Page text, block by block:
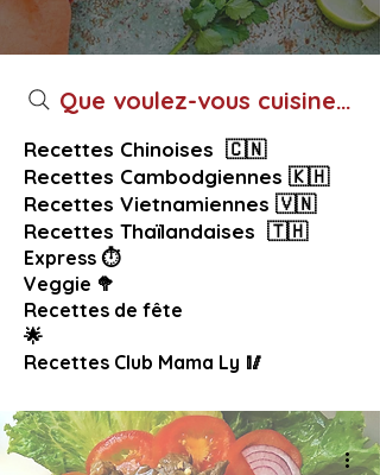
Que voulez-vous cuisiner
Recettes Chinoises 🇨🇳
Recettes Cambodgiennes 🇰🇭
Recettes Vietnamiennes 🇻🇳
Recettes Thaïlandaises 🇹🇭
Express ⏱️
Veggie 🥦
Recettes de fête
🌟
Recettes Club Mama Ly 🥢